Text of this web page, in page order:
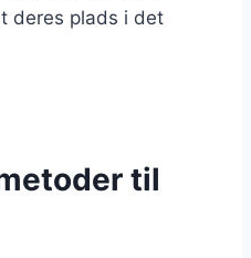
deres plads i det
til